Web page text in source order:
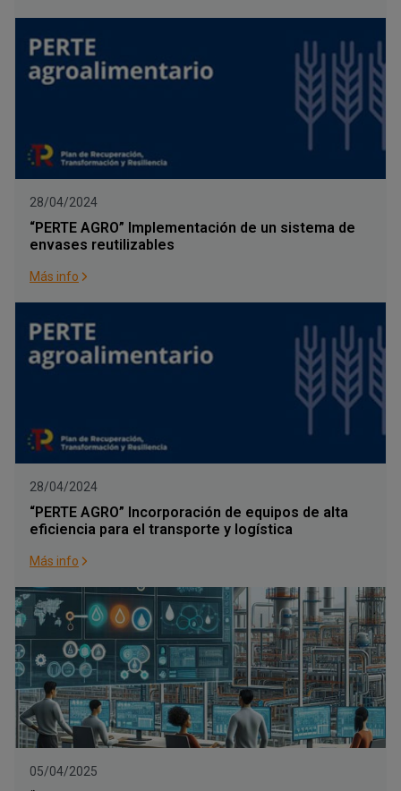
28/04/2024
“PERTE AGRO” Implementación de un sistema de
envases reutilizables
Más info
28/04/2024
“PERTE AGRO” Incorporación de equipos de alta
eficiencia para el transporte y logística
Más info
05/04/2025